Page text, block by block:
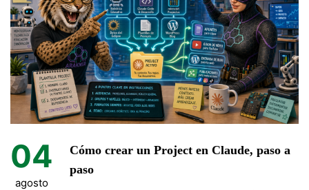
04
agosto
Cómo crear un Project en Claude, paso a
paso